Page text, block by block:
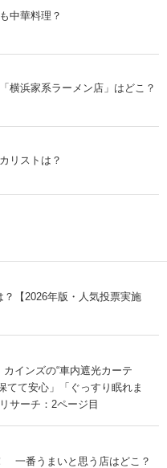
中華料理？
横浜家系ラーメン店」はどこ？
リストは？
【2026年版・人気投票実施
インズの“車内遮光カーテ
て安心」「ぐっすり眠れま
サーチ：2ページ目
一番うまいと思う店はどこ？